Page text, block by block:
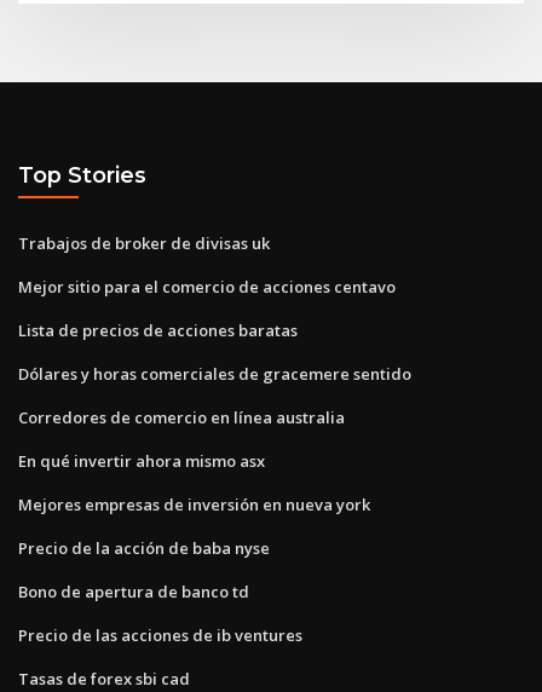
Top Stories
Trabajos de broker de divisas uk
Mejor sitio para el comercio de acciones centavo
Lista de precios de acciones baratas
Dólares y horas comerciales de gracemere sentido
Corredores de comercio en línea australia
En qué invertir ahora mismo asx
Mejores empresas de inversión en nueva york
Precio de la acción de baba nyse
Bono de apertura de banco td
Precio de las acciones de ib ventures
Tasas de forex sbi cad